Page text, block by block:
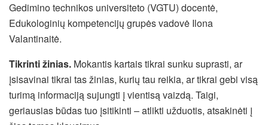
Gedimino technikos universiteto (VGTU) docentė,
Edukologinių kompetencijų grupės vadovė Ilona
Valantinaitė.
Tikrinti žinias. Mokantis kartais tikrai sunku suprasti, ar
įsisavinai tikrai tas žinias, kurių tau reikia, ar tikrai gebi visą
turimą informaciją sujungti į vientisą vaizdą. Taigi,
geriausias būdas tuo įsitikinti – atlikti užduotis, atsakinėti į